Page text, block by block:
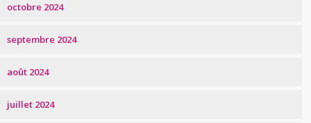
octobre 2024
septembre 2024
août 2024
juillet 2024